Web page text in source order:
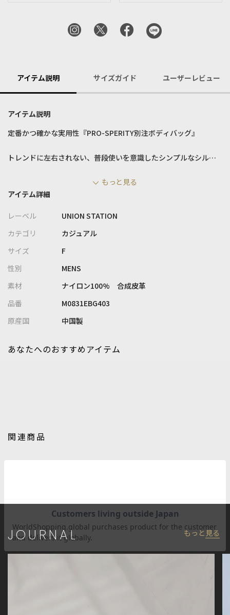
アイテム説明 サイズガイド ユーザーレビュー
アイテム説明
定番かつ確かな実用性『PRO-SPERITY別注ボディバッグ』
トレンドに左右されない、普段使いを意識したシンプルなシルエ
合わせやすくお手入れ簡単で実用的な逸品です♪
PRO-SPERITY( プロスペリティ ) の ESPRIT( エスプリ ) シリーズ
を別注。
高級感溢れるサフィアーノフェイクレザーを使用しました。
定番の形状にシックで落ち着いた表情の配色のデザインです。
コンパクトに見えて500mlのペットボトルも入る優れもの。
ボケット位置はちょっとした小物を入れるのに大変優れておりま
ディースといった固定概念をなくし、ファッション性、機能性、
感とサイジングにこだわったアイテムを展開するレーベル。
肩ひじを張らずに自分に合ったおしゃれを楽しめる、きれいめカ
ジュアルアイテムを提案します。
【UNION STATION/ ユニオンステーション】
もっと見る
アイテム詳細
レーベル
UNION STATION
カテゴリ
カジュアル
サイズ
F
性別
MENS
素材
ナイロン100% 合成皮革
品番
M0831EBG403
原産国
中国製
関連商品
あなたへのおすすめアイテム
JOURNAL もっと見る